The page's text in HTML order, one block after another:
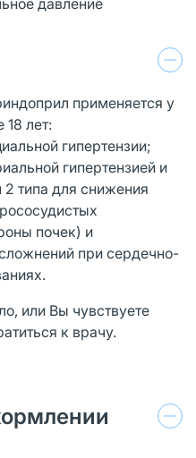
применяется у
лет:
гипертензии;
гипертензией и
типа для снижения
почек) и
при сердечно-
или Вы чувствуете
к врачу.